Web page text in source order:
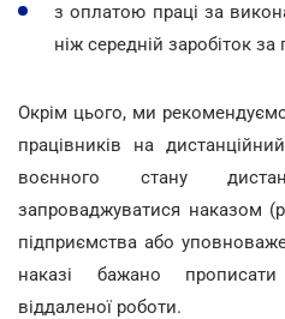
з оплатою праці за
ніж середній заробіток
Окрім цього, ми
працівників на
воєнного стану
запроваджуватися наказом
підприємства або
наказі бажано
віддаленої роботи.